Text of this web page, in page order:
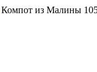
Компот из Малины